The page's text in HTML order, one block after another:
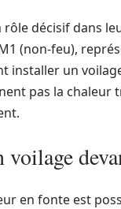
décisif dans
(non-feu),
installer un
pas la chaleur
en fonte est